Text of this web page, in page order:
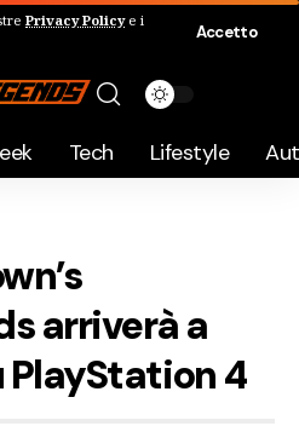
Privacy Policye i
Accetto
Tech Lifestyle
arriverà a
4